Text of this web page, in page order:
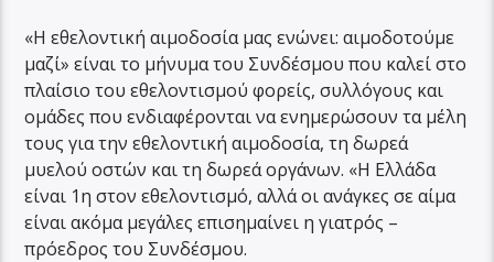
«Η εθελοντική αιμοδοσία μας ενώνει: αιμοδοτούμε
μαζί» είναι το μήνυμα του Συνδέσμου που καλεί στο
πλαίσιο του εθελοντισμού φορείς, συλλόγους και
ομάδες που ενδιαφέρονται να ενημερώσουν τα μέλη
τους για την εθελοντική αιμοδοσία, τη δωρεά
μυελού οστών και τη δωρεά οργάνων. «Η Ελλάδα
είναι 1η στον εθελοντισμό, αλλά οι ανάγκες σε αίμα
είναι ακόμα μεγάλες επισημαίνει η γιατρός –
πρόεδρος του Συνδέσμου.